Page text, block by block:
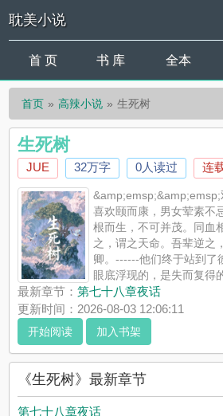
耽美小说
首 页 书 库 全本
首页 高辣小说 生死树
生死树
JUE 32万字 0人读过 连
喜欢颐而康，男女荤素不
根而生，不可并茂。同血
之，谓之天命。吾辈逆
卿。------他们终于站到了
眼底浮现的，是失而复得
明灭的，是命中注定的劫数。他们是同
是斩不断的血缘，枝是烧不尽的欲望，叶
《生死树》是JUE精心创作的高辣小说，
树最新章节并且提供无弹窗阅读，书友所
不代表耽美小说赞同或者支持生死树读者
最新章节：第七十八章夜话
更新时间：2026-08-03 12:06:11
开始阅读 加入书架
《生死树》最新章节
第七十八章夜话